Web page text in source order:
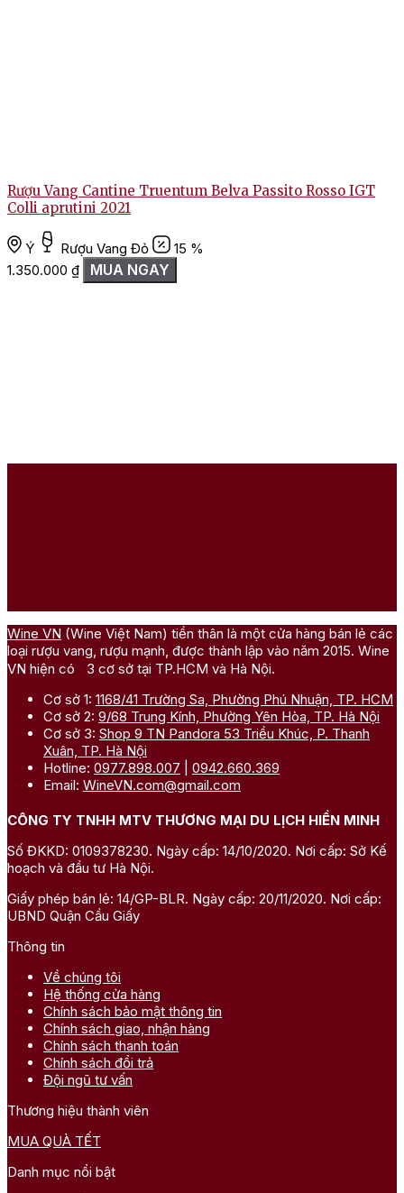
Rượu Vang Cantine Truentum Belva Passito Rosso IGT
Colli aprutini 2021
Ý Rượu Vang Đỏ
15 %
1.350.000 ₫ MUA NGAY
Wine VN (Wine Việt Nam) tiền thân là một cửa hàng bán lẻ các
loại rượu vang, rượu mạnh, được thành lập vào năm 2015. Wine
VN hiện có 3 cơ sở tại TP.HCM và Hà Nội.
Cơ sở 1: 1168/41 Trường Sa, Phường Phú Nhuận, TP. HCM
Cơ sở 2: 9/68 Trung Kính, Phường Yên Hòa, TP. Hà Nội
Cơ sở 3: Shop 9 TN Pandora 53 Triều Khúc, P. Thanh
Xuân, TP. Hà Nội
Hotline: 0977.898.007
0942.660.369
Email: WineVN.com@gmail.com
CÔNG TY TNHH MTV THƯƠNG MẠI DU LỊCH HIỀN MINH
Số ĐKKD: 0109378230. Ngày cấp: 14/10/2020. Nơi cấp: Sở Kế
hoạch và đầu tư Hà Nội.
Giấy phép bán lẻ: 14/GP-BLR. Ngày cấp: 20/11/2020. Nơi cấp:
UBND Quận Cầu Giấy
Thông tin
Về chúng tôi
Hệ thống cửa hàng
Chính sách bảo mật thông tin
Chính sách giao, nhận hàng
Chính sách thanh toán
Chính sách đổi trả
Đội ngũ tư vấn
Thương hiệu thành viên
MUA QUÀ TẾT
Danh mục nổi bật